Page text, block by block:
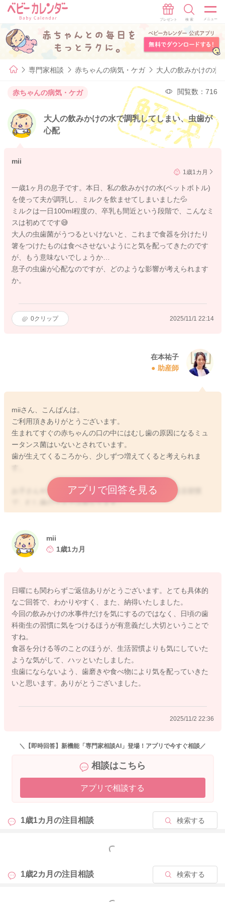
専門家相談 赤ちゃんの病気・ケガ 大人の飲みかけの水
赤ちゃんの病気・ケガ 閲覧数：716
大人の飲みかけの水で調乳してしまい、虫歯が
心配
mii
1歳1カ月
一歳1ヶ月の息子です。本日、私の飲みかけの水(ペットボトル)
を使って夫が調乳し、ミルクを飲ませてしまいました💦
ミルクは一日100ml程度の、卒乳も間近という段階で、こんなミ
スは初めてです😅
大人の虫歯菌がうつるといけないと、これまで食器を分けたり
箸をつけたものは食べさせないようにと気を配ってきたのです
が、もう意味ないでしょうか…
息子の虫歯が心配なのですが、どのような影響が考えられます
か。
0クリップ 2025/11/1 22:14
在本祐子
助産師
miiさん、こんばんは。
ご利用頂きありがとうございます。
生まれてすぐの赤ちゃんの口の中にはむし歯の原因になるミュ
ータンス菌はいないとされています。
歯が生えてくるころから、少しずつ増えてくると考えられま
お子さんやご家族の歯に対するケア度や日頃からの生活習慣
で、むし歯のリスクは異なります。
歯には本来なりにくい環境と思われます。
ですが、これからの2歳3歳になる頃になり、唾液の量が少なく
また、生まれつき歯質が弱かったり、歯の形で奥歯の溝が深く
て磨き残しができやすいなど、個性になりますが、むし歯にな
りやすい傾向があるそうです。
ミュータンス菌をなるべくうつさないようにするために、口う
つしで食事を食べさせないようにしたり、食器を分けたり、お
子さんにキスをしないというのはリスクを回避する意味では効
果的ですが、すぐにミュータンス菌は定着しないので、きちん
りも、日々の生活習慣を家族みんなで整えていただきながら、
アプリで回答を見る
2025/11/2 17:12
mii
1歳1カ月
日曜にも関わらずご返信ありがとうございます。とても具体的
なご回答で、わかりやすく、また、納得いたしました。
今回の飲みかけの水事件だけを気にするのではなく、日頃の歯
科衛生の習慣に気をつけるほうが有意義だし大切ということで
すね。
食器を分ける等のことのほうが、生活習慣よりも気にしていた
ような気がして、ハッといたしました。
虫歯にならないよう、歯磨きや食べ物により気を配っていきた
いと思います。ありがとうございました。
2025/11/2 22:36
＼【即時回答】新機能「専門家相談AI」登場！アプリで今すぐ相談／
相談はこちら
アプリで相談する
1歳1カ月の注目相談 検索する
もっと見る
1歳2カ月の注目相談 検索する